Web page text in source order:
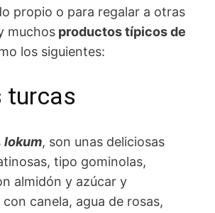
propio o para regalar a otras
muchos productos típicos de
los siguientes:
turcas
lokum, son unas deliciosas
tipo gominolas,
almidón y azúcar y
canela, agua de rosas,